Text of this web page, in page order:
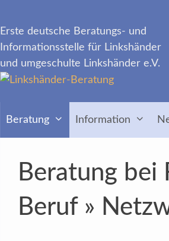
Erste deutsche Beratungs- und
Informationsstelle für Linkshänder
und umgeschulte Linkshänder e.V.
Beratung Information
Beratung bei
Beruf »